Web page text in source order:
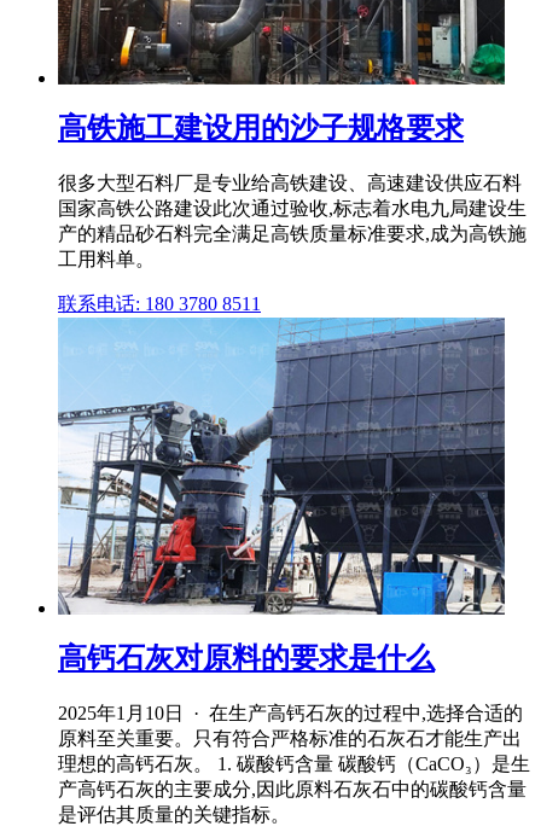
高铁施工建设用的沙子规格要求
很多大型石料厂是专业给高铁建设、高速建设供应石料
国家高铁公路建设此次通过验收,标志着水电九局建设生
产的精品砂石料完全满足高铁质量标准要求,成为高铁施
工用料单。
联系电话: 180 3780 8511
高钙石灰对原料的要求是什么
2025年1月10日 · 在生产高钙石灰的过程中,选择合适的
原料至关重要。只有符合严格标准的石灰石才能生产出
理想的高钙石灰。 1. 碳酸钙含量 碳酸钙（CaCO₃）是生
产高钙石灰的主要成分,因此原料石灰石中的碳酸钙含量
是评估其质量的关键指标。